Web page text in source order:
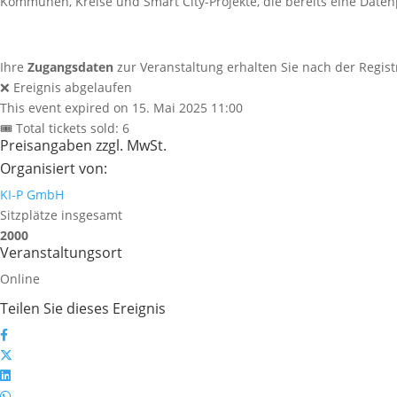
Ihre Zugangsdaten zur Veranstaltung erhalten Sie nach der
❌ Ereignis abgelaufen
This event expired on 15. Mai 2025 11:00
🎟 Total tickets sold: 6
Preisangaben zzgl. MwSt.
Organisiert von:
KI-P GmbH
Sitzplätze insgesamt
2000
Veranstaltungsort
Online
Teilen Sie dieses Ereignis